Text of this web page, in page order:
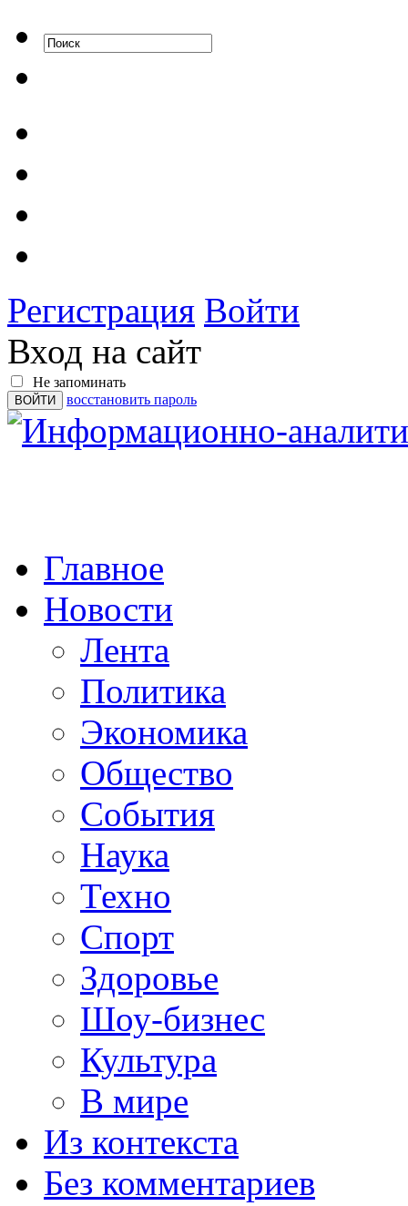
Регистрация Войти
Вход на сайт
Не запоминать
восстановить пароль
Главное
Новости
Лента
Политика
Экономика
Общество
События
Наука
Техно
Спорт
Здоровье
Шоу-бизнес
Культура
В мире
Из контекста
Без комментариев